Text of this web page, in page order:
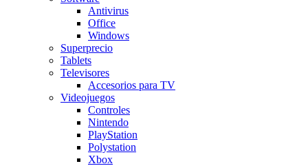
Antivirus
Office
Windows
Superprecio
Tablets
Televisores
Accesorios para TV
Videojuegos
Controles
Nintendo
PlayStation
Polystation
Xbox